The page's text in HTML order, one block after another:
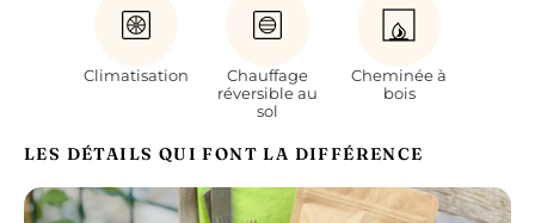
Climatisation
Chauffage
réversible au
sol
Cheminée à
bois
LES DÉTAILS QUI FONT LA DIFFÉRENCE